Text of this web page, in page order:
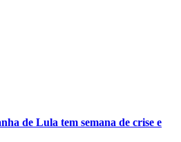
de Lula tem semana de crise e